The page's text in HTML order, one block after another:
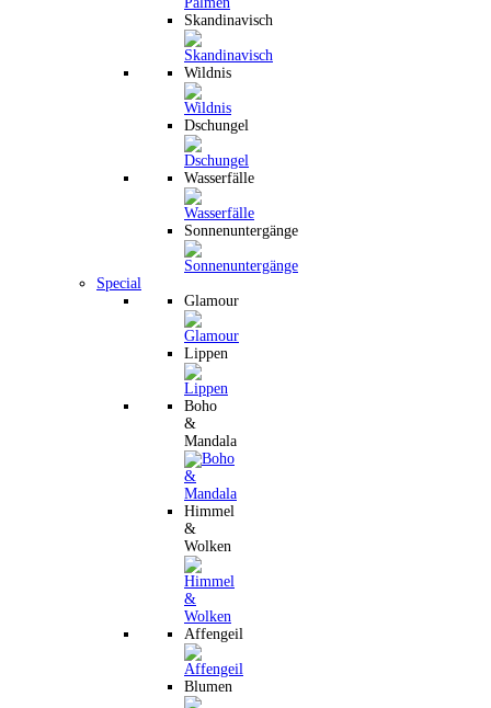
Skandinavisch
Wildnis
Dschungel
Wasserfälle
Sonnenuntergänge
Special
Glamour
Lippen
Boho
&
Mandala
Himmel
&
Wolken
Affengeil
Blumen